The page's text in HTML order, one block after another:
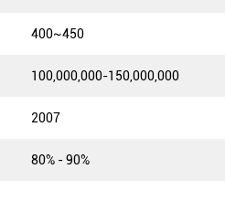
400~450
100,000,000-150,000,000
2007
80% - 90%